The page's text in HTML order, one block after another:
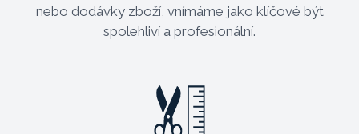
nebo dodávky zboží, vnímáme jako klíčové být
spolehliví a profesionální.